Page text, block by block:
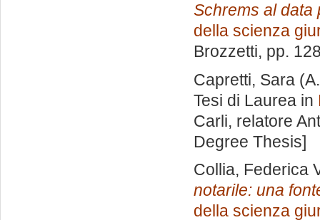
Schrems al data
della scienza
Brozzetti, pp.
Capretti, Sara
Tesi di Laurea in
Carli, relatore
Degree Thesis]
Collia, Federica
notarile: una
della scienza